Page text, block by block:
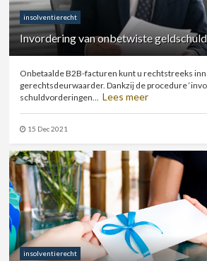
insolventierecht
Invordering van onbetwiste
Onbetaalde B2B-facturen kunt u rechtstreeks
gerechtsdeurwaarder. Dankzij de procedure
schuldvorderingen... Lees meer
15 Dec 2021
insolventierecht